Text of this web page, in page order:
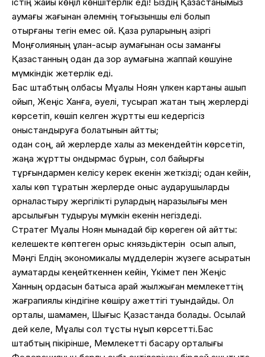
аумағы жағынан әлемнің тоғызыншы елі болып
отырғаны тегін емес қой. Қазақ руларының қазіргі
Моңғолияның ұлан-асыр аумағынан осы заманғы
Қазақстанның одан да зор аумағына жаппай көшуіне
мүмкіндік жетерлік еді.
Бас штабтың қолбасы Мұқалы Ноян үлкен картаны ашып
қойып, Жеңіс Ханға, әуелі, тусырап жатқан тың жерлерді
көрсетіп, көшіп келген жұртты еш кедергісіз
қоныстандыруға болатынын айтты;
одан соң, қай жерлерде халық аз мекендейтін көрсетіп,
жаңа жұртты қондырмас бұрын, сол байырғы
тұрғындармен келісу керек екенін жеткізді; одан кейін,
халық көп тұратын жерлерде қоныс аударушыларды
орналастыру жергілікті рулардың наразылығы мен
қарсылығын тудыруы мүмкін екенін негіздеді.
Стратег Мұқалы Ноян мынадай бір көреген ой айтты:
келешекте көптеген орыс князьдіктерін қосып алып,
Мәңгі Елдің экономикалық мүдделерін жүзеге асыратын
аумақтарды кеңейткеннен кейін, Үкімет пен Жеңіс
Ханның ордасын батысқа қарай жылжыған мемлекеттің
жағрапиялық кіндігіне көшіру қажеттігі туындайды. Ол
орталық, шамамен, Шығыс Қазақстанда болады. Осылай
дей келе, Мұқалы сол тұсты нұқып көрсетті.Бас
штабтың пікірінше, Мемлекетті басқару орталығы